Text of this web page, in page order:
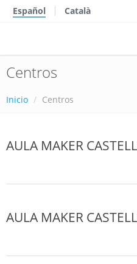
Español Català
Centros
Inicio Centros
AULA MAKER
AULA MAKER